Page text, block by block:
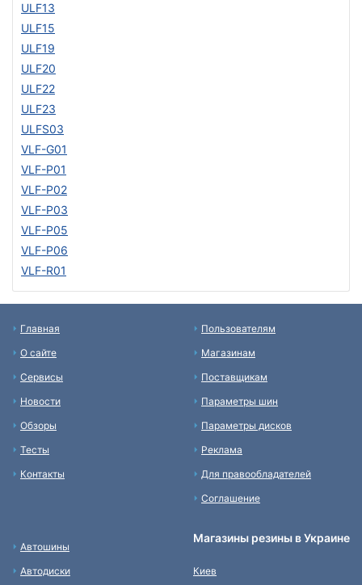
ULF13
ULF15
ULF19
ULF20
ULF22
ULF23
ULFS03
VLF-G01
VLF-P01
VLF-P02
VLF-P03
VLF-P05
VLF-P06
VLF-R01
Главная
О сайте
Сервисы
Новости
Обзоры
Тесты
Контакты
Пользователям
Магазинам
Поставщикам
Параметры шин
Параметры дисков
Реклама
Для правообладателей
Соглашение
Автошины
Автодиски
Магазины резины в Украине
Киев